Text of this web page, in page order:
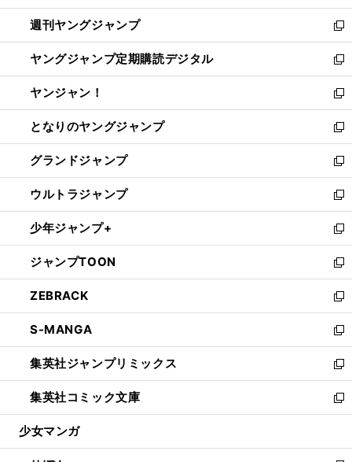
開
く
ウ
で
開
く
ン
ド
ウ
で
開
く
ウ
ィ
ン
ド
ウ
で
開
く
週刊ヤングジャンプ
新
し
い
ウ
ィ
ン
ド
ウ
で
開
く
ヤングジャンプ定期購読デジタル
新
し
い
ウ
ィ
ン
ド
ウ
で
開
く
ヤンジャン！
新
し
い
ウ
ィ
ン
ド
ウ
で
開
く
となりのヤングジャンプ
新
し
い
ウ
ィ
ン
ド
ウ
で
開
く
グランドジャンプ
新
し
い
ウ
ィ
ン
ド
ウ
で
開
く
ウルトラジャンプ
新
し
い
ウ
ィ
ン
ド
ウ
で
開
く
少年ジャンプ+
新
し
い
ウ
ィ
ン
ド
ウ
で
開
く
ジャンプTOON
新
し
い
ウ
ィ
ン
ド
ウ
で
開
ZEBRACK
新
し
い
ウ
ィ
ン
ド
ウ
開
S-MANGA
新
し
い
ウ
ィ
ン
ウ
集英社ジャンプリミックス
新
し
い
ウ
ン
集英社コミック文庫
新
し
ウ
少女マンガ